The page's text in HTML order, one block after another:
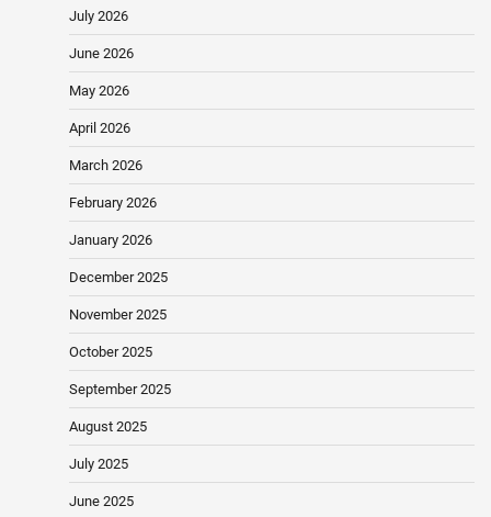
July 2026
June 2026
May 2026
April 2026
March 2026
February 2026
January 2026
December 2025
November 2025
October 2025
September 2025
August 2025
July 2025
June 2025